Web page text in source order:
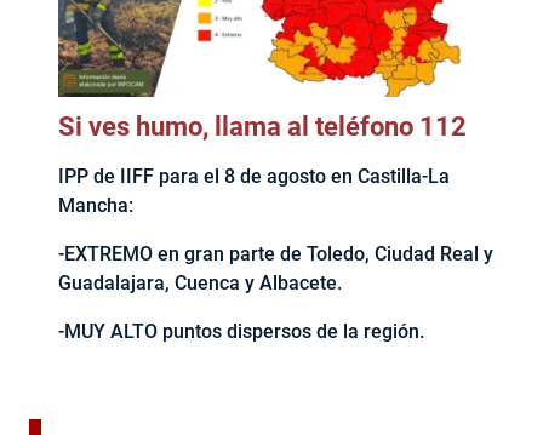
Si ves humo, llama al teléfono 112
IPP de IIFF para el 8 de agosto en Castilla-La
Mancha:
-EXTREMO en gran parte de Toledo, Ciudad Real y
Guadalajara, Cuenca y Albacete.
-MUY ALTO puntos dispersos de la región.